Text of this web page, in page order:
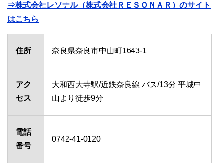
⇒株式会社レソナル（株式会社ＲＥＳＯＮＡＲ）のサイト
はこちら
住所 奈良県奈良市中山町1643-1
アク
セス
大和西大寺駅/近鉄奈良線 バス/13分 平城中
山より徒歩9分
電話
番号
0742-41-0120